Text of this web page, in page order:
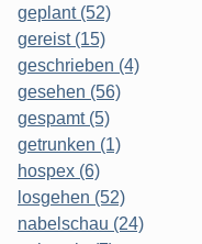
geplant (52)
gereist (15)
geschrieben (4)
gesehen (56)
gespamt (5)
getrunken (1)
hospex (6)
losgehen (52)
nabelschau (24)